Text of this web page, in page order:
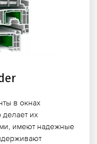
в окнах
их
имеют надежные